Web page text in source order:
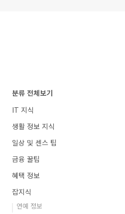
분류 전체보기
IT 지식
생활 정보 지식
일상 및 센스 팁
금융 꿀팁
혜택 정보
잡지식
연예 정보